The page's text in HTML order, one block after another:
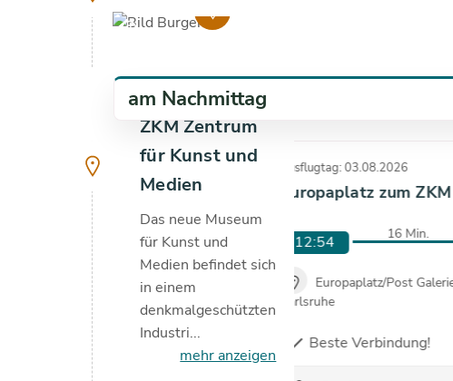
copyright
am Nachmittag
Ausflugtag: 03.08.2026
Europaplatz zum ZKM
12:54 16 Min.
Europaplatz/Post
Karlsruhe
check Beste Verbindung!
ZKM Zentrum
für Kunst und
Medien
Das neue Museum
für Kunst und
Medien befindet sich
in einem
denkmalgeschützten
Industri...
mehr anzeigen